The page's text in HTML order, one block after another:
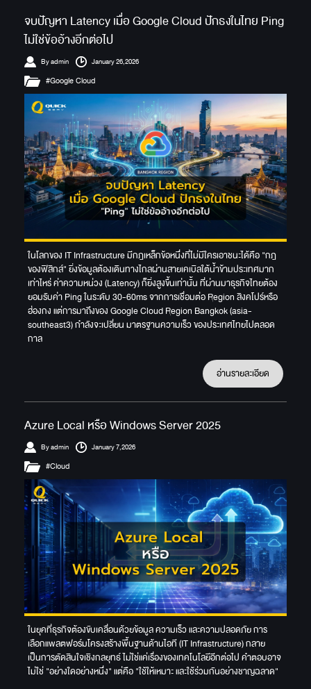
จบปัญหา Latency เมื่อ Google Cloud ปักธงในไทย Ping
ไม่ใช่ข้ออ้างอีกต่อไป
By admin January 26,2026
#Google Cloud
ในโลกของ IT Infrastructure มีกฎเหล็กข้อหนึ่งที่ไม่มีใครเอาชนะได้คือ "กฎ
ของฟิสิกส์" ยิ่งข้อมูลต้องเดินทางไกลผ่านสายเคเบิลใต้น้ำข้ามประเทศมาก
เท่าไหร่ ค่าความหน่วง (Latency) ก็ยิ่งสูงขึ้นเท่านั้น ที่ผ่านมาธุรกิจไทยต้อง
ยอมรับค่า Ping ในระดับ 30-60ms จากการเชื่อมต่อ Region สิงคโปร์หรือ
ฮ่องกง แต่การมาถึงของ Google Cloud Region Bangkok (asia-
southeast3) กำลังจะเปลี่ยน มาตรฐานความเร็ว ของประเทศไทยไปตลอด
กาล
อ่านรายละเอียด
Azure Local หรือ Windows Server 2025
By admin January 7,2026
#Cloud
ในยุคที่ธุรกิจต้องขับเคลื่อนด้วยข้อมูล ความเร็ว และความปลอดภัย การ
เลือกแพลตฟอร์มโครงสร้างพื้นฐานด้านไอที (IT Infrastructure) กลาย
เป็นการตัดสินใจเชิงกลยุทธ์ ไม่ใช่แค่เรื่องของเทคโนโลยีอีกต่อไป คำตอบอาจ
ไม่ใช่ "อย่างใดอย่างหนึ่ง" แต่คือ "ใช้ให้เหมาะ และใช้ร่วมกันอย่างชาญฉลาด"